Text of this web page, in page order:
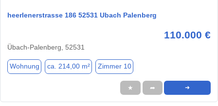
heerlenerstrasse 186 52531 Ubach Palenberg
110.000 €
Übach-Palenberg, 52531
Wohnung ca. 214,00 m² Zimmer 10
★ ➦ ➜